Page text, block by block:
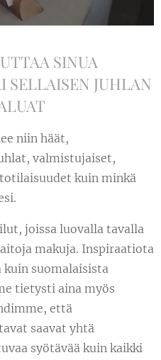
SINUA
SELLAISEN JUHLAN
niin häät,
valmistujaiset,
kuin minkä
joissa luovalla tavalla
makuja. Inspiraatiota
kuin suomalaisista
tietysti aina myös
että
saavat yhtä
syötävää kuin kaikki